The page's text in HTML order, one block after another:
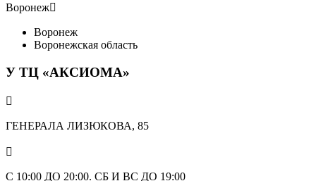
Воронеж
Воронеж
Воронежская область
У ТЦ «АКСИОМА»

ГЕНЕРАЛА ЛИЗЮКОВА, 85

С 10:00 ДО 20:00. СБ И ВС ДО 19:00